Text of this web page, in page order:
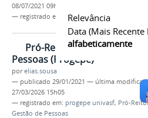
Relevância
Data (mais
alfabeticamente
08/07/2021 09h14
— registrado em:
progepe univasf
Pró-Reitoria de Gestão de
Pessoas (Progepe)
porelias.sousa
— publicado 29/01/2021 — última
27/03/2026 15h05
— registrado em: progepe univasf, Pró-
Gestão de Pessoas